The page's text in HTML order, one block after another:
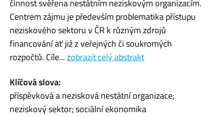
činnost svěřena nestátním neziskovým organizacím.
Centrem zájmu je především problematika přístupu
neziskového sektoru v ČR k různým zdrojů
financování ať již z veřejných či soukromých
rozpočtů. Cíle...zobrazit celý abstrakt
Klíčová slova:
příspěvková a nezisková nestátní organizace;
neziskový sektor; sociální ekonomika